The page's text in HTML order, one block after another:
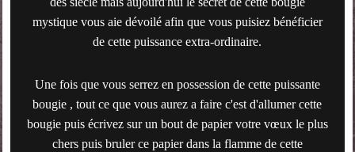
mystique vous aie dévoilé afin que vous puisiez bénéficier
de cette puissance extra-ordinaire.
Une fois que vous serrez en possession de cette puissante
bougie , tout ce que vous aurez a faire c'est d'allumer cette
bougie puis écrivez sur un bout de papier votre vœux le plus
chers puis bruler ce papier dans la flamme de cette